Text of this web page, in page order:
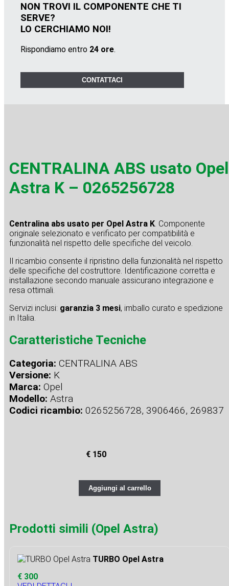
NON TROVI IL COMPONENTE CHE TI
SERVE?
LO CERCHIAMO NOI!
Rispondiamo entro 24 ore.
CONTATTACI
CENTRALINA ABS usato Opel
Astra K – 0265256728
Centralina abs usato per Opel Astra K. Componente
originale selezionato e verificato per compatibilità e
funzionalità nel rispetto delle specifiche del veicolo.
Il ricambio consente il ripristino della funzionalità nel rispetto
delle specifiche del costruttore. Identificazione corretta e
installazione secondo manuale assicurano integrazione e
resa ottimali.
Servizi inclusi: garanzia 3 mesi, imballo curato e spedizione
in Italia.
Caratteristiche Tecniche
Categoria: CENTRALINA ABS
Versione: K
Marca: Opel
Modello: Astra
Codici ricambio: 0265256728, 3906466, 269837
€ 150
Aggiungi al carrello
Prodotti simili (Opel Astra)
TURBO Opel Astra
€ 300